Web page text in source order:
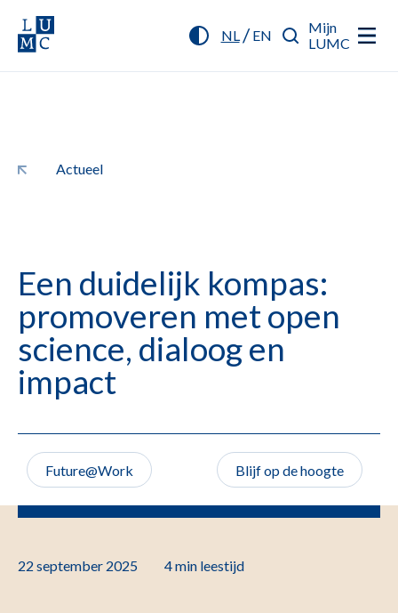
NL/ EN
Mijn
LUMC
Actueel
Een duidelijk kompas:
promoveren met open
science, dialoog en
impact
Future@Work Blijf op de hoogte
22 september 2025 4 min leestijd